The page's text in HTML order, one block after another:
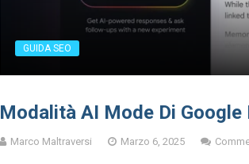
GUIDA SEO
Modalità AI Mode Di Google
Marco Maltraversi Marzo 6, 2025